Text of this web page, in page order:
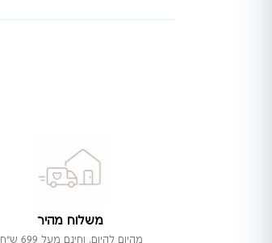
משלוח מהיר
מהיום להיום, וחינם מעל 699 ש"ח.